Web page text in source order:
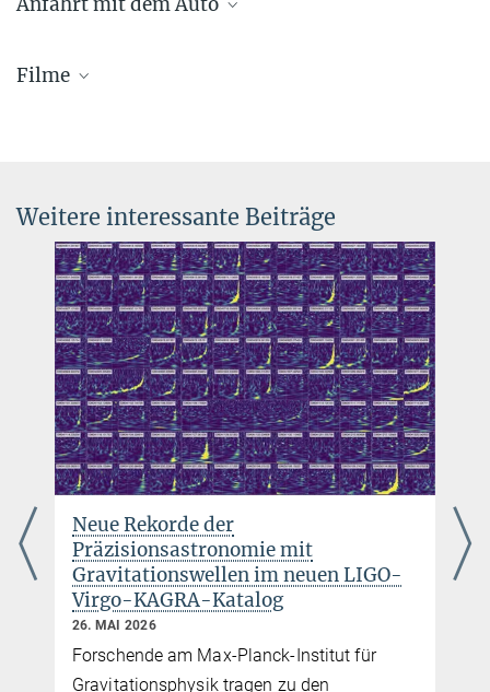
Vergrößerte Darstellung
Filme
Sie finden dieses Video auf YouTube. Mit Klick auf das Bild
werden Sie dorthin weitergeleitet.
GEO600 – eine virtuelle Führung durch
den deutsch-britischen Gravitationswellendetektor
Online-Vortrag bei „Faszination Astronomie Online“
Weitere interessante Beiträge
Neue Rekorde der
Präzisionsastronomie mit
Gravitationswellen im neuen LIGO-
Virgo-KAGRA-Katalog
26. MAI 2026
Forschende am Max-Planck-Institut für
Gravitationsphysik tragen zu den